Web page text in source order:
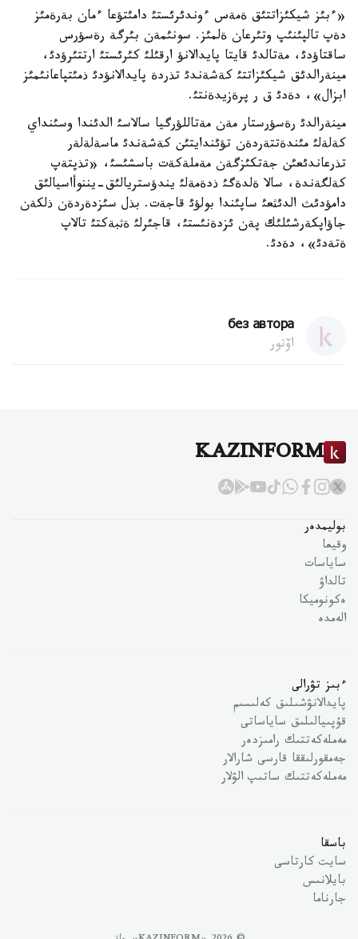
«ءبئز شيكئزاتتئق ةمةس ءوندئرئستئ دامئتؤعا ءمان بةرةمئز
دةپ تالپئنئپ وتئرعان ةلمئز. سونئمةن بئرگة رةسؤرس
ساقتاؤدئ، مةتالدئ قايتا پايدالانؤ ارقئلئ كئرئستئ ارتتئرؤدئ،
مينةرالدئق شيكئزاتتئ كةشةندئ تذردة پايدالانؤدئ ذمئتپاعانئمئز
ابزال»، دةدئ ق ر پرةزيدةنتئ.
مينةرالدئ رةسؤرستار مةن مةتاللؤرگيا سالاسئ الدئندا وسئنداي
كةلةلئ مئندةتتةردةن تؤئندايتئن كةشةندئ ماسةلةلةر
تذرعاندئعئن جةتكئزگةن مةملةكةت باسشئسئ، «تذپتةپ
كةلگةندة، سالا ةلدةگئ ذدةمةلئ يندؤستريالئق-يننوأاسيالئق
دامؤدئث الدئثعئ ساپئندا بولؤئ قاجةت. بذل سئزدةردةن ذلكةن
جاؤاپكةرشئلئك پةن ئزدةنئستئ، قاجئرلئ ةثبةكتئ تالاپ
ةتةدئ»، دةدئ.
без автора
اۆتور
KAZINFORM
بوليمدەر
وقيعا
ساياسات
تالداۋ
ەكونوميكا
الەمدە
ءبىز تۋرالى
پايدالانۋشىلىق كەلىسىم
قۇپىيالىلىق ساياساتى
مەملەكەتتىك رامىزدەر
جەمقورلىققا قارسى شارالار
مەملەكەتتىك ساتىپ الۋلار
باسقا
سايت كارتاسى
بايلانىس
جارناما